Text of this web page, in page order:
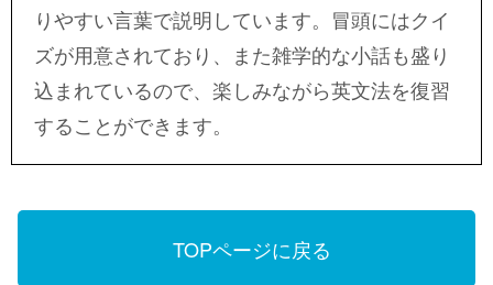
りやすい言葉で説明しています。冒頭にはクイ
ズが用意されており、また雑学的な小話も盛り
込まれているので、楽しみながら英文法を復習
することができます。
TOPページに戻る